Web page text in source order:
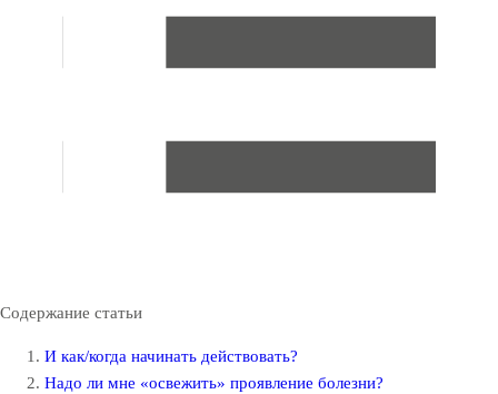
Содержание статьи
И как/когда начинать действовать?
Надо ли мне «освежить» проявление болезни?